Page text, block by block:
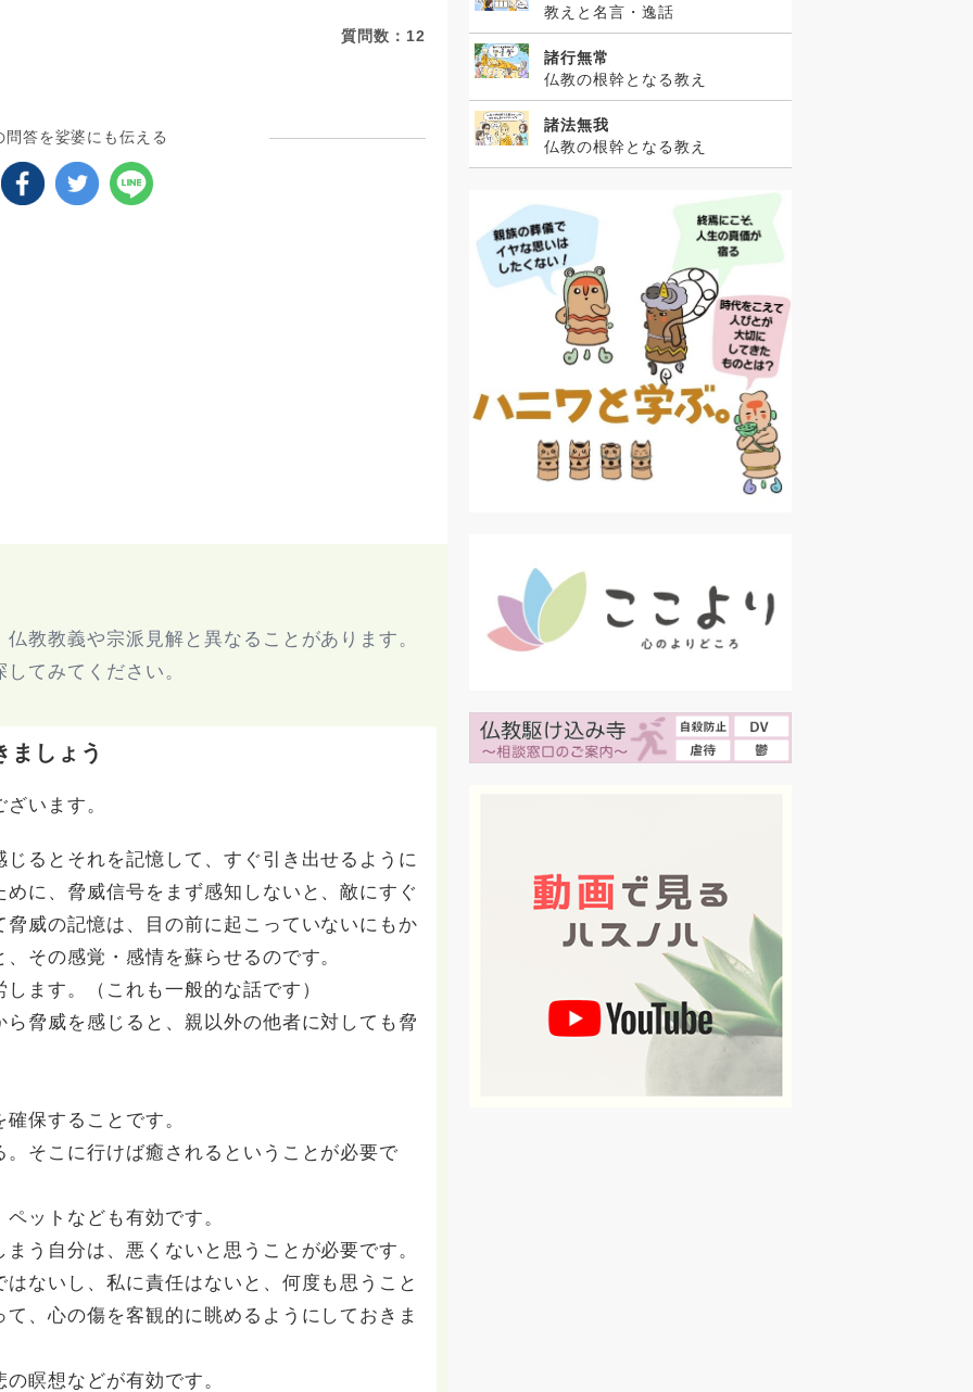
質問数： 12
問答を娑婆にも伝える
教教義や宗派見解と異なることがあります。
てみてください。
ましょう
います。
るとそれを記憶して、すぐ引き出せるように
に、脅威信号をまず感知しないと、敵にすぐ
威の記憶は、目の前に起こっていないにもか
その感覚・感情を蘇らせるのです。
ます。（これも一般的な話です）
脅威を感じると、親以外の他者に対しても脅
保することです。
そこに行けば癒されるということが必要で
ットなども有効です。
う自分は、悪くないと思うことが必要です。
ないし、私に責任はないと、何度も思うこと
、心の傷を客観的に眺めるようにしておきま
瞑想などが有効です。
教えと名言・逸話
諸行無常
仏教の根幹となる教え
諸法無我
仏教の根幹となる教え